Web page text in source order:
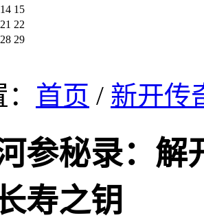
14 15
21 22
28 29
首页 / 新开传
参秘录：解
寿之钥